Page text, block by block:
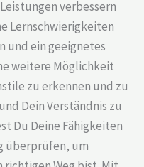
verbessern
Lernschwierigkeiten
und ein geeignetes
weitere Möglichkeit
zu erkennen und zu
Dein Verständnis zu
Du Deine Fähigkeiten
überprüfen, um